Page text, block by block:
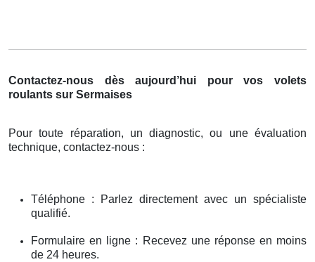
Contactez-nous dès aujourd’hui pour vos volets
roulants sur Sermaises
Pour toute réparation, un diagnostic, ou une évaluation
technique, contactez-nous :
Téléphone : Parlez directement avec un spécialiste
qualifié.
Formulaire en ligne : Recevez une réponse en moins
de 24 heures.